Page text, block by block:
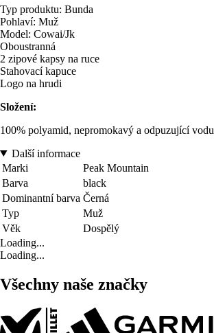
Typ produktu: Bunda
Pohlaví: Muž
Model: Cowai/Jk
Oboustranná
2 zipové kapsy na ruce
Stahovací kapuce
Logo na hrudi
Složení:
100% polyamid, nepromokavý a odpuzující vodu
Další informace
Marki
Peak Mountain
Barva
black
Dominantní barva Černá
Typ
Muž
Věk
Dospělý
Loading...
Loading...
Všechny naše značky